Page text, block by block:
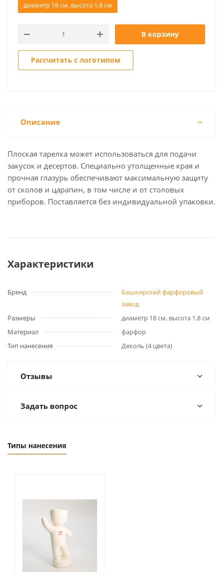
диаметр 18 см, высота 1,8 см
В корзину
Рассчитать с логотипом
Описание
Плоская тарелка может использоваться для подачи
закусок и десертов. Специально утолщенные края и
прочная глазурь обеспечивают максимальную защиту
от сколов и царапин, в том числе и от столовых
приборов. Поставляется без индивидуальной упаковки.
Характеристики
Бренд
Башкирский фарфоровый
завод
Размеры
диаметр 18 см, высота 1,8 см
Материал
фарфор
Тип нанесения
Деколь (4 цвета)
Отзывы
Задать вопрос
Типы нанесения